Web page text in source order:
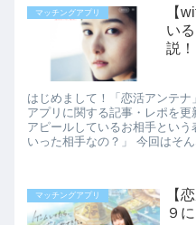
マッチングアプリ
【
い
説！
はじめまして！「恋活アンテ
アプリに関する記事・レポを
アピールしているお相手とい
いった相手なの？」 今回はそ
マッチングアプリ
【
９